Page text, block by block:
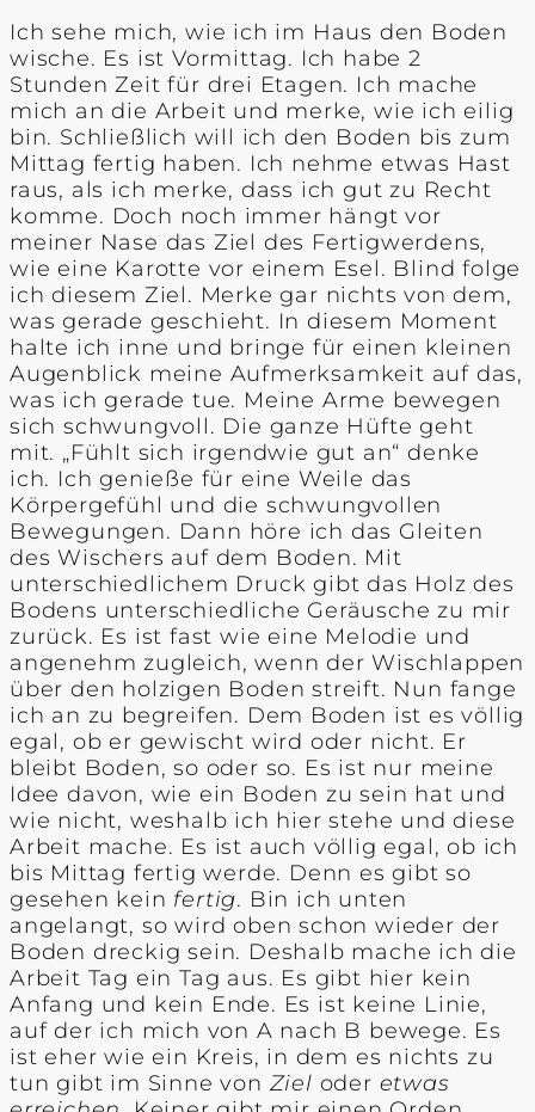
Ich sehe mich, wie ich im Haus den Boden
wische. Es ist Vormittag. Ich habe 2
Stunden Zeit für drei Etagen. Ich mache
mich an die Arbeit und merke, wie ich eilig
bin. Schließlich will ich den Boden bis zum
Mittag fertig haben. Ich nehme etwas Hast
raus, als ich merke, dass ich gut zu Recht
komme. Doch noch immer hängt vor
meiner Nase das Ziel des Fertigwerdens,
wie eine Karotte vor einem Esel. Blind folge
ich diesem Ziel. Merke gar nichts von dem,
was gerade geschieht. In diesem Moment
halte ich inne und bringe für einen kleinen
Augenblick meine Aufmerksamkeit auf das,
was ich gerade tue. Meine Arme bewegen
sich schwungvoll. Die ganze Hüfte geht
mit. „Fühlt sich irgendwie gut an“ denke
ich. Ich genieße für eine Weile das
Körpergefühl und die schwungvollen
Bewegungen. Dann höre ich das Gleiten
des Wischers auf dem Boden. Mit
unterschiedlichem Druck gibt das Holz des
Bodens unterschiedliche Geräusche zu mir
zurück. Es ist fast wie eine Melodie und
angenehm zugleich, wenn der Wischlappen
über den holzigen Boden streift. Nun fange
ich an zu begreifen. Dem Boden ist es völlig
egal, ob er gewischt wird oder nicht. Er
bleibt Boden, so oder so. Es ist nur meine
Idee davon, wie ein Boden zu sein hat und
wie nicht, weshalb ich hier stehe und diese
Arbeit mache. Es ist auch völlig egal, ob ich
bis Mittag fertig werde. Denn es gibt so
gesehen kein fertig. Bin ich unten
angelangt, so wird oben schon wieder der
Boden dreckig sein. Deshalb mache ich die
Arbeit Tag ein Tag aus. Es gibt hier kein
Anfang und kein Ende. Es ist keine Linie,
auf der ich mich von A nach B bewege. Es
ist eher wie ein Kreis, in dem es nichts zu
tun gibt im Sinne von Ziel oder etwas